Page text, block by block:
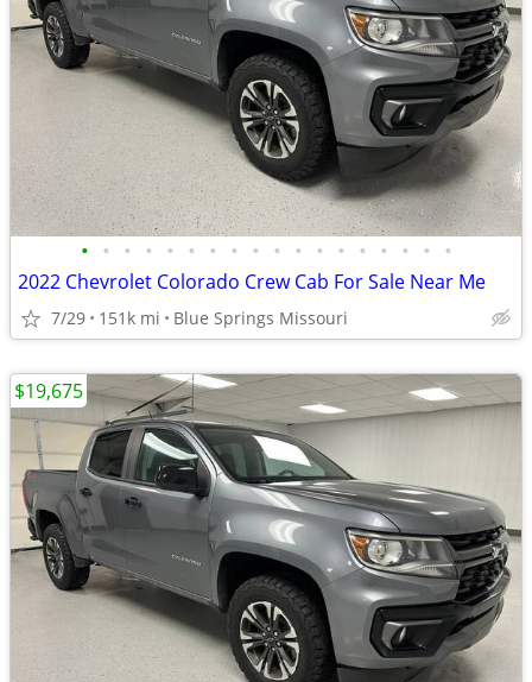
• • • • • • • • • • • • • • • • • •
2022 Chevrolet Colorado Crew Cab For Sale Near Me
7/29 151k mi Blue Springs Missouri
$19,675